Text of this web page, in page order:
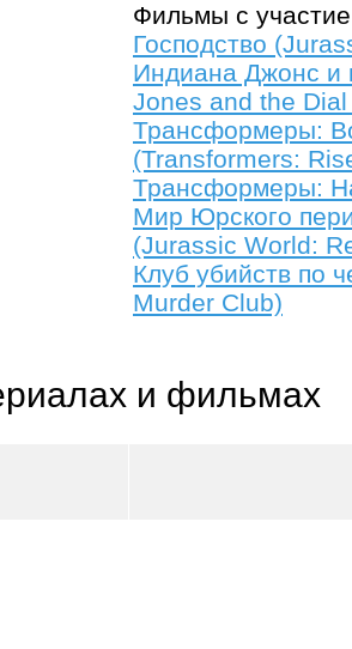
Фильмы с
Господство
Индиана Джонс и
Jones and the
Трансформеры:
(Transformers:
Трансформеры:
Мир Юрского
(Jurassic World:
Клуб убийств по
Murder Club)
и фильмах